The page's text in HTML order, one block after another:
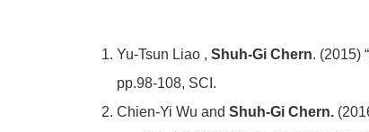
Yu-Tsun Liao , Shuh-Gi Chern. (2015)
pp.98-108, SCI.
Chien-Yi Wu and Shuh-Gi Chern.